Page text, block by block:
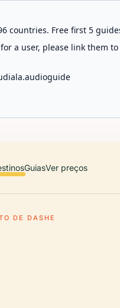
countries. Free first 5
a user, please link them
GuiasVer preços
DE DASHE